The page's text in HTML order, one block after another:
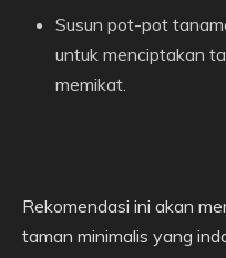
Susun pot-pot
untuk menciptakan
memikat.
Rekomendasi ini akan
taman minimalis yang